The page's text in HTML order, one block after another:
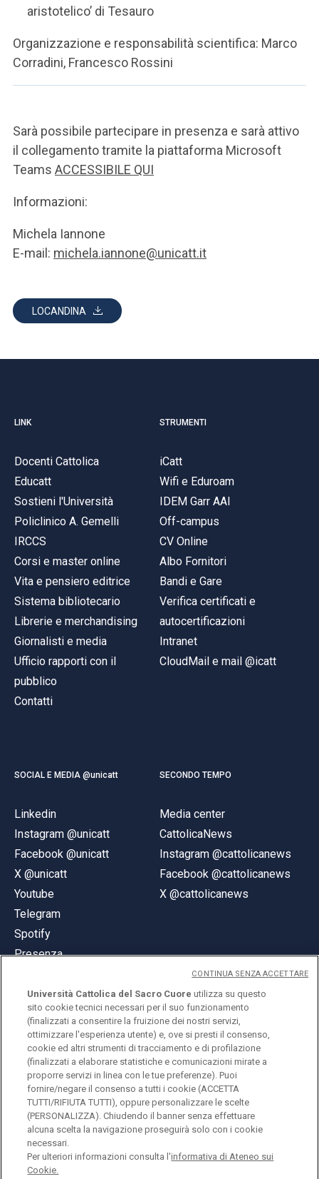
aristotelico’ di Tesauro
Organizzazione e responsabilità scientifica: Marco
Corradini, Francesco Rossini
Sarà possibile partecipare in presenza e sarà attivo
il collegamento tramite la piattaforma Microsoft
Teams ACCESSIBILE QUI
Informazioni:
Michela Iannone
E-mail: michela.iannone@unicatt.it
LOCANDINA
LINK
Docenti Cattolica
Educatt
Sostieni l'Università
Policlinico A. Gemelli
IRCCS
Corsi e master online
Vita e pensiero editrice
Sistema bibliotecario
Librerie e merchandising
Giornalisti e media
Ufficio rapporti con il
pubblico
Contatti
STRUMENTI
iCatt
Wifi e Eduroam
IDEM Garr AAI
Off-campus
CV Online
Albo Fornitori
Bandi e Gare
Verifica certificati e
autocertificazioni
Intranet
CloudMail e mail @icatt
SOCIAL E MEDIA @unicatt
Linkedin
Instagram @unicatt
Facebook @unicatt
X @unicatt
Youtube
Telegram
Spotify
Presenza
SECONDO TEMPO
Media center
CattolicaNews
Instagram @cattolicanews
Facebook @cattolicanews
X @cattolicanews
© Università Cattolica del Sacro Cuore
Largo A. Gemelli 1, 20123 Milano
PI 02133120150
ENGLISH
Università Cattolica del Sacro Cuore utilizza su questo
sito cookie tecnici necessari per il suo funzionamento
(finalizzati a consentire la fruizione dei nostri servizi,
ottimizzare l'esperienza utente) e, ove si presti il consenso,
cookie ed altri strumenti di tracciamento e di profilazione
(finalizzati a elaborare statistiche e comunicazioni mirate a
proporre servizi in linea con le tue preferenze). Puoi
fornire/negare il consenso a tutti i cookie (ACCETTA
TUTTI/RIFIUTA TUTTI), oppure personalizzare le scelte
(PERSONALIZZA). Chiudendo il banner senza effettuare
alcuna scelta la navigazione proseguirà solo con i cookie
necessari.
Per ulteriori informazioni consulta l'informativa di Ateneo sui
Cookie.
CONTINUA SENZA ACCETTARE